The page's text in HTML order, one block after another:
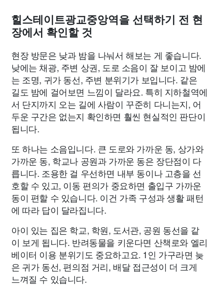
힐스테이트광교중앙역을 선택하기 전 현
장에서 확인할 것
현장 방문은 낮과 밤을 나눠서 해보는 게 좋습니다.
낮에는 채광, 주변 상권, 도로 소음이 잘 보이고 밤에
는 조명, 귀가 동선, 주변 분위기가 보입니다. 같은
길도 밤에 걸어보면 느낌이 달라요. 특히 지하철역에
서 단지까지 오는 길에 사람이 꾸준히 다니는지, 어
두운 구간은 없는지 확인하면 훨씬 현실적인 판단이
됩니다.
또 하나는 소음입니다. 큰 도로와 가까운 동, 상가와
가까운 동, 학교나 공원과 가까운 동은 장단점이 다
릅니다. 조용한 걸 우선하면 내부 동이나 고층을 선
호할 수 있고, 이동 편의가 중요하면 출입구 가까운
동이 편할 수 있습니다. 이건 가족 구성과 생활 패턴
에 따라 답이 달라집니다.
아이 있는 집은 학교, 학원, 도서관, 공원 동선을 같
이 보게 됩니다. 반려동물을 키운다면 산책로와 엘리
베이터 이용 분위기도 중요하고요. 1인 가구라면 늦
은 귀가 동선, 편의점 거리, 배달 접근성이 더 크게
느껴질 수 있습니다.